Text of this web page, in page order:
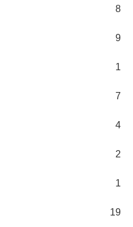
8
9
1
7
4
2
1
19